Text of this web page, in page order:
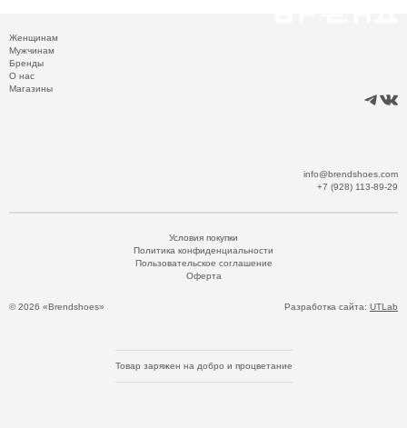
Женщинам
Мужчинам
Бренды
О нас
Магазины
info@brendshoes.com
+7 (928) 113-89-29
© 2026 «Brendshoes»
Условия покупки
Политика конфиденциальности
Пользовательское соглашение
Оферта
Разработка сайта: UTLab
Товар заряжен на добро и процветание